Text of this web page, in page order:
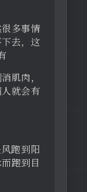
多事情
去，这
肌肉，
就会有
跑到阳
跑到目